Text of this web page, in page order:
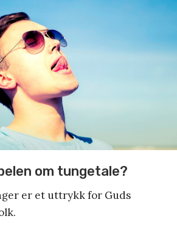
om tungetale?
er et uttrykk for Guds